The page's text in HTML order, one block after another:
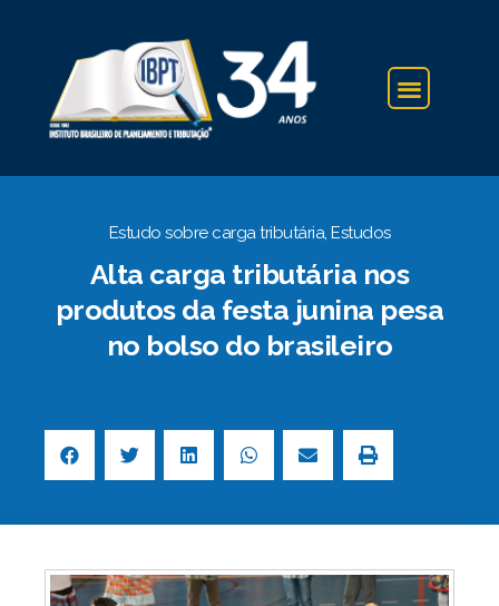
Estudo sobre carga tributária, Estudos
Alta carga tributária nos
produtos da festa junina pesa
no bolso do brasileiro